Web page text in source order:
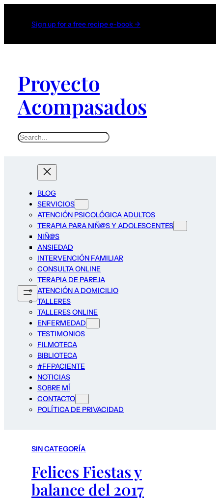
Sign up for a free recipe e-book →
Proyecto
Acompasados
S
BLOG
SERVICIOS
ATENCIÓN PSICOLÓGICA ADULTOS
TERAPIA PARA NIÑ@S Y ADOLESCENTES
NIÑ@S
ANSIEDAD
INTERVENCIÓN FAMILIAR
CONSULTA ONLINE
TERAPIA DE PAREJA
ATENCIÓN A DOMICILIO
TALLERES
TALLERES ONLINE
ENFERMEDAD
TESTIMONIOS
FILMOTECA
BIBLIOTECA
#FFPACIENTE
NOTICIAS
SOBRE MÍ
CONTACTO
POLÍTICA DE PRIVACIDAD
SIN CATEGORÍA
Felices Fiestas y
balance del 2017